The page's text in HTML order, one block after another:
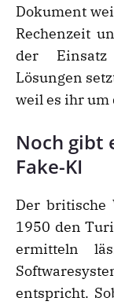
Dokument
Rechenzeit
der
Lösungen
weil es ihr um
Noch gibt
Fake-KI
Der britische
1950 den
ermitteln
entspricht.